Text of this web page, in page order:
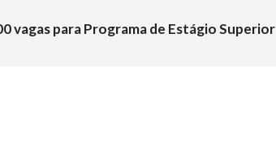
vagas para Programa de Estágio Superior